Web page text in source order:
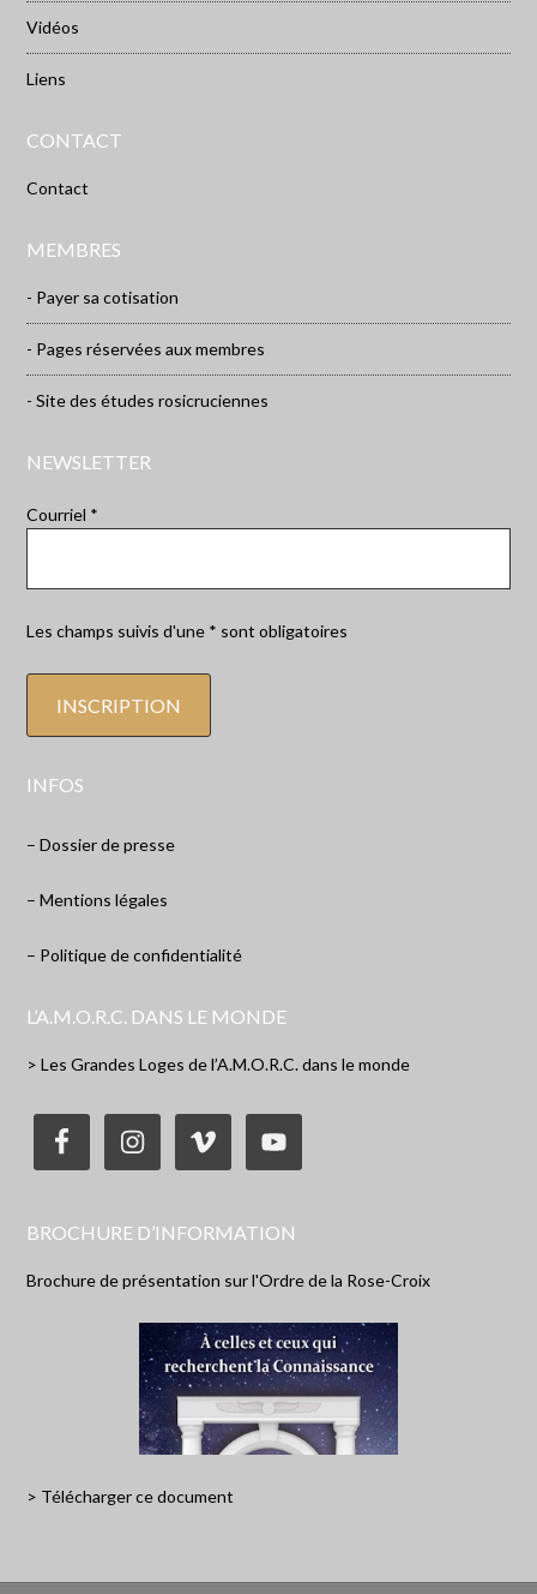
Vidéos
Liens
CONTACT
Contact
MEMBRES
- Payer sa cotisation
- Pages réservées aux membres
- Site des études rosicruciennes
NEWSLETTER
Courriel *
Les champs suivis d'une * sont obligatoires
INFOS
– Dossier de presse
– Mentions légales
– Politique de confidentialité
L’A.M.O.R.C. DANS LE MONDE
> Les Grandes Loges de l’A.M.O.R.C. dans le monde
BROCHURE D’INFORMATION
Brochure de présentation sur l'Ordre de la Rose-Croix
> Télécharger ce document